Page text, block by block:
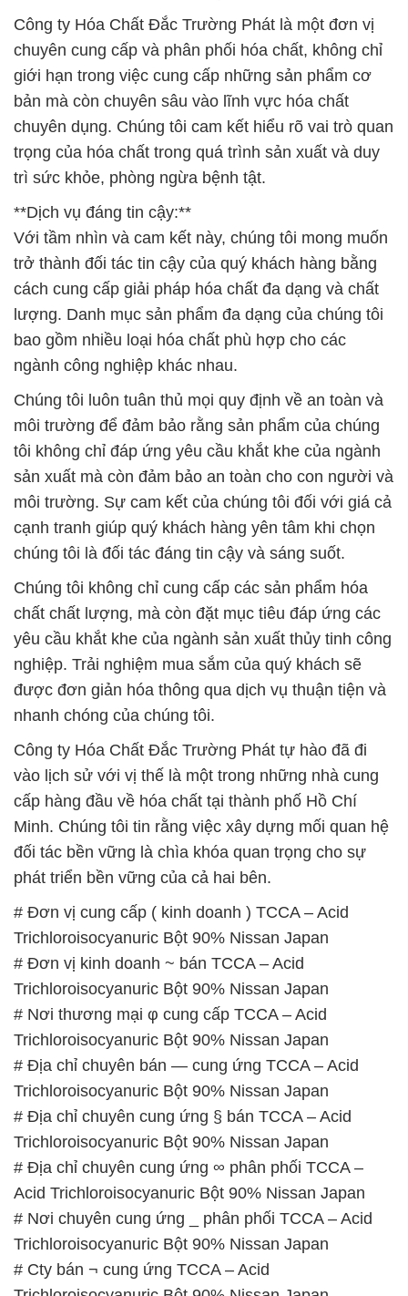
chuyên dụng. Chúng tôi cam kết hiểu rõ vai trò quan
trọng của hóa chất trong quá trình sản xuất và duy
trì sức khỏe, phòng ngừa bệnh tật.
**Dịch vụ đáng tin cậy:**
Với tầm nhìn và cam kết này, chúng tôi mong muốn
trở thành đối tác tin cậy của quý khách hàng bằng
cách cung cấp giải pháp hóa chất đa dạng và chất
lượng. Danh mục sản phẩm đa dạng của chúng tôi
bao gồm nhiều loại hóa chất phù hợp cho các
ngành công nghiệp khác nhau.
Chúng tôi luôn tuân thủ mọi quy định về an toàn và
môi trường để đảm bảo rằng sản phẩm của chúng
tôi không chỉ đáp ứng yêu cầu khắt khe của ngành
sản xuất mà còn đảm bảo an toàn cho con người và
môi trường. Sự cam kết của chúng tôi đối với giá cả
cạnh tranh giúp quý khách hàng yên tâm khi chọn
chúng tôi là đối tác đáng tin cậy và sáng suốt.
Chúng tôi không chỉ cung cấp các sản phẩm hóa
chất chất lượng, mà còn đặt mục tiêu đáp ứng các
yêu cầu khắt khe của ngành sản xuất thủy tinh công
nghiệp. Trải nghiệm mua sắm của quý khách sẽ
được đơn giản hóa thông qua dịch vụ thuận tiện và
nhanh chóng của chúng tôi.
Công ty Hóa Chất Đắc Trường Phát tự hào đã đi
vào lịch sử với vị thế là một trong những nhà cung
cấp hàng đầu về hóa chất tại thành phố Hồ Chí
Minh. Chúng tôi tin rằng việc xây dựng mối quan hệ
đối tác bền vững là chìa khóa quan trọng cho sự
phát triển bền vững của cả hai bên.
# Đơn vị cung cấp ( kinh doanh ) TCCA – Acid
Trichloroisocyanuric Bột 90% Nissan Japan
# Đơn vị kinh doanh ~ bán TCCA – Acid
Trichloroisocyanuric Bột 90% Nissan Japan
# Nơi thương mại φ cung cấp TCCA – Acid
Trichloroisocyanuric Bột 90% Nissan Japan
# Địa chỉ chuyên bán — cung ứng TCCA – Acid
Trichloroisocyanuric Bột 90% Nissan Japan
# Địa chỉ chuyên cung ứng § bán TCCA – Acid
Trichloroisocyanuric Bột 90% Nissan Japan
# Địa chỉ chuyên cung ứng ∞ phân phối TCCA –
Acid Trichloroisocyanuric Bột 90% Nissan Japan
# Nơi chuyên cung ứng _ phân phối TCCA – Acid
Trichloroisocyanuric Bột 90% Nissan Japan
# Cty bán ¬ cung ứng TCCA – Acid
Trichloroisocyanuric Bột 90% Nissan Japan
# Nhà phân phối * cung ứng TCCA – Acid
Trichloroisocyanuric Bột 90% Nissan Japan
# Đơn vị chuyên cung cấp & cung ứng TCCA – Acid
Trichloroisocyanuric Bột 90% Nissan Japan